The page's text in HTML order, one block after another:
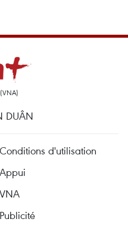
DUÂN
Conditions d'utilisation
Appui
VNA
Publicité